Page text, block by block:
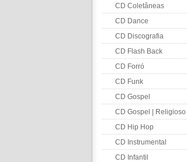
CD Coletâneas
CD Dance
CD Discografia
CD Flash Back
CD Forró
CD Funk
CD Gospel
CD Gospel | Religioso
CD Hip Hop
CD Instrumental
CD Infantil